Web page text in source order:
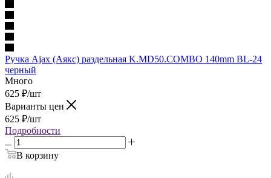
Ручка Ajax (Аякс) раздельная K.MD50.COMBO 140mm BL-24
черный
Много
625 ₽/шт
Варианты цен
625 ₽/шт
Подробности
В корзину